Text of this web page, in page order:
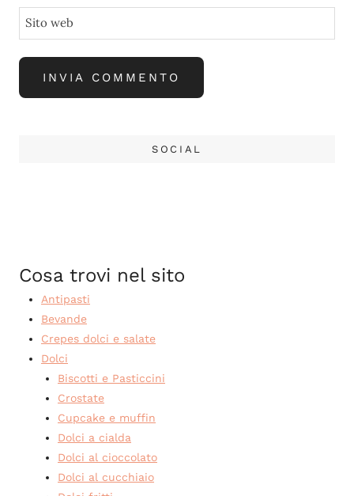
Sito web
SOCIAL
Cosa trovi nel sito
Antipasti
Bevande
Crepes dolci e salate
Dolci
Biscotti e Pasticcini
Crostate
Cupcake e muffin
Dolci a cialda
Dolci al cioccolato
Dolci al cucchiaio